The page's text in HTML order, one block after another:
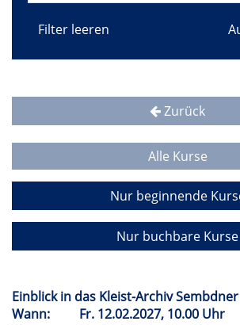
Filter leeren
Zurück
Alle Kurse
Nur beginnende
Nur buchbare Kurse
Einblick in das Kleist-Archiv Sembdner
Wann:
Fr. 12.02.2027, 10.00 Uhr